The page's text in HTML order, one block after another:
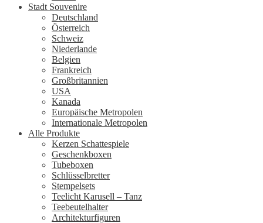
Stadt Souvenire
Deutschland
Österreich
Schweiz
Niederlande
Belgien
Frankreich
Großbritannien
USA
Kanada
Europäische Metropolen
Internationale Metropolen
Alle Produkte
Kerzen Schattespiele
Geschenkboxen
Tubeboxen
Schlüsselbretter
Stempelsets
Teelicht Karusell – Tanz
Teebeutelhalter
Architekturfiguren